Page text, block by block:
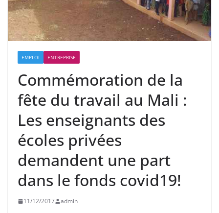
EMPLOI ENTREPRISE
Commémoration de la
fête du travail au Mali :
Les enseignants des
écoles privées
demandent une part
dans le fonds covid19!
11/12/2017 admin